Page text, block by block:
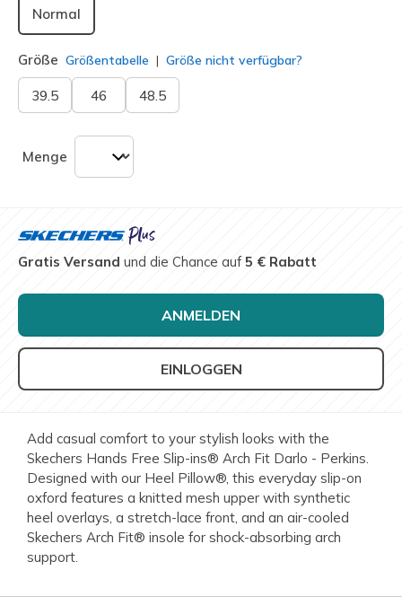
Normal
Größe Größentabelle Größe nicht verfügbar?
39.5 46 48.5
Menge
Gratis Versand und die Chance auf5 € Rabatt
ANMELDEN
EINLOGGEN
Add casual comfort to your stylish looks with the
Skechers Hands Free Slip-ins® Arch Fit Darlo - Perkins.
Designed with our Heel Pillow®, this everyday slip-on
oxford features a knitted mesh upper with synthetic
heel overlays, a stretch-lace front, and an air-cooled
Skechers Arch Fit® insole for shock-absorbing arch
support.